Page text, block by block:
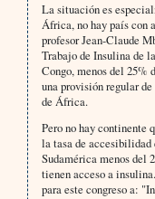
La situación es
África, no hay país con
profesor Jean-Claude
Trabajo de Insulina de
Congo, menos del 25%
una provisión regular
de África.
Pero no hay continente
la tasa de accesibilidad
Sudamérica menos del
tienen acceso a
para este congreso a: